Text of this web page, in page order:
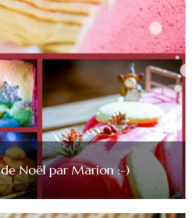
Noël par Marion :-)